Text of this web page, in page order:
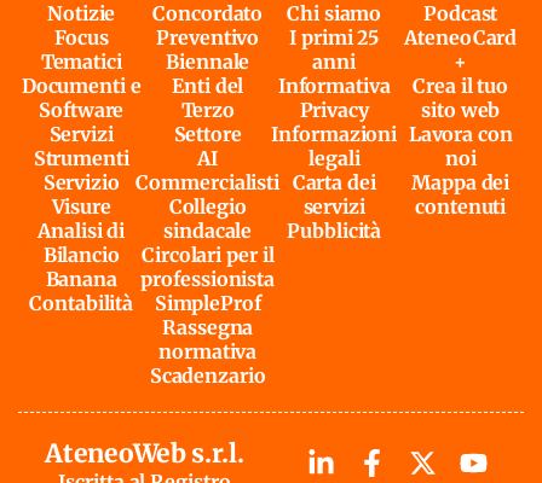
Notizie
Focus
Tematici
Documenti e
Software
Servizi
Strumenti
Servizio
Visure
Analisi di
Bilancio
Banana
Contabilità
Concordato
Preventivo
Biennale
Enti del
Terzo
Settore
AI
Commercialisti
Collegio
sindacale
Circolari per il
professionista
SimpleProf
Rassegna
normativa
Scadenzario
Chi siamo
I primi 25
anni
Informativa
Privacy
Informazioni
legali
Carta dei
servizi
Pubblicità
Podcast
AteneoCard
+
Crea il tuo
sito web
Lavora con
noi
Mappa dei
contenuti
AteneoWeb s.r.l.